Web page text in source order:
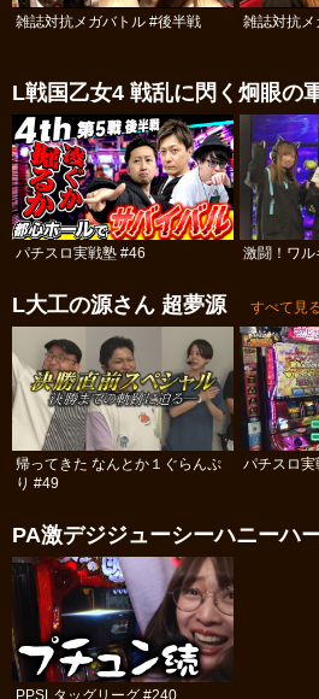
雑誌対抗メガバトル #後半戦 雑誌対抗
L戦国乙女4 戦乱に閃く炯眼の
パチスロ実戦塾 #46 激闘！ワ
L大工の源さん 超夢源 すべて見
帰ってきた なんとか１ぐらんぷ
り #49
パチスロ
PA激デジジューシーハニーハ
PPSLタッグリーグ #240